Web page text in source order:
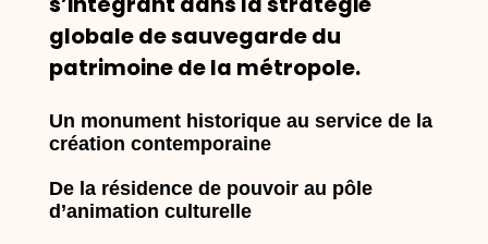
globale de sauvegarde du
patrimoine de la métropole.
Un monument historique au service de la
création contemporaine
De la résidence de pouvoir au pôle
d’animation culturelle